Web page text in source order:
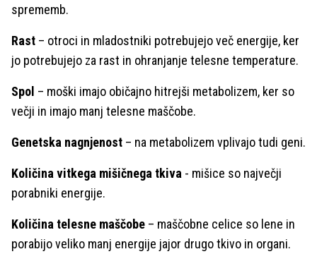
sprememb.
Rast – otroci in mladostniki potrebujejo več energije, ker
jo potrebujejo za rast in ohranjanje telesne temperature.
Spol – moški imajo običajno hitrejši metabolizem, ker so
večji in imajo manj telesne maščobe.
Genetska nagnjenost – na metabolizem vplivajo tudi geni.
Količina vitkega mišičnega tkiva - mišice so največji
porabniki energije.
Količina telesne maščobe – maščobne celice so lene in
porabijo veliko manj energije jajor drugo tkivo in organi.